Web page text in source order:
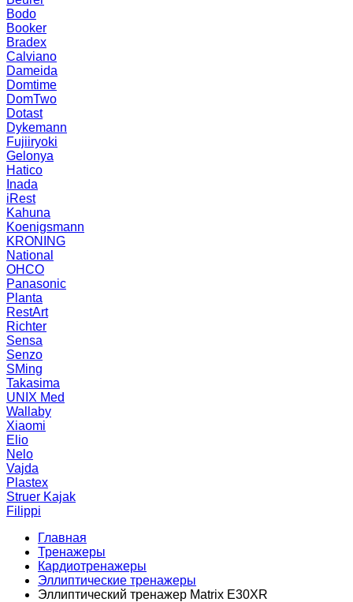
Bodo
Booker
Bradex
Calviano
Dameida
Domtime
DomTwo
Dotast
Dykemann
Fujiiryoki
Gelonya
Hatico
Inada
iRest
Kahuna
Koenigsmann
KRONING
National
OHCO
Panasonic
Planta
RestArt
Richter
Sensa
Senzo
SMing
Takasima
UNIX Med
Wallaby
Xiaomi
Elio
Nelo
Vajda
Plastex
Struer Kajak
Filippi
Главная
Тренажеры
Кардиотренажеры
Эллиптические тренажеры
Эллиптический тренажер Matrix E30XR